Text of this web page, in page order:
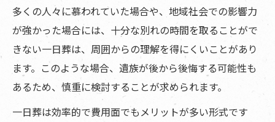
多くの人々に慕われていた場合や、地域社会での影響力
が強かった場合には、十分な別れの時間を取ることがで
きない一日葬は、周囲からの理解を得にくいことがあり
ます。このような場合、遺族が後から後悔する可能性も
あるため、慎重に検討することが求められます。
一日葬は効率的で費用面でもメリットが多い形式です